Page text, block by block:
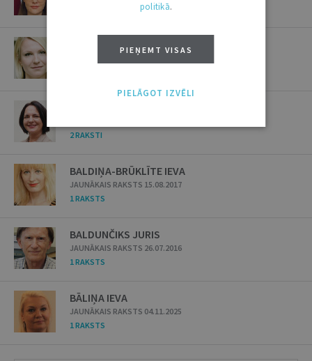
BALABKINA INGA
JAUNĀKAIS RAKSTS 23.07.2019
2 RAKSTI
BALDIŅA-BRŪKLĪTE IEVA
JAUNĀKAIS RAKSTS 15.08.2017
1 RAKSTS
BALDUNČIKS JURIS
JAUNĀKAIS RAKSTS 26.07.2016
1 RAKSTS
BĀLIŅA IEVA
JAUNĀKAIS RAKSTS 04.11.2025
1 RAKSTS
politikā.
PIEŅEMT VISAS
PIELĀGOT IZVĒLI